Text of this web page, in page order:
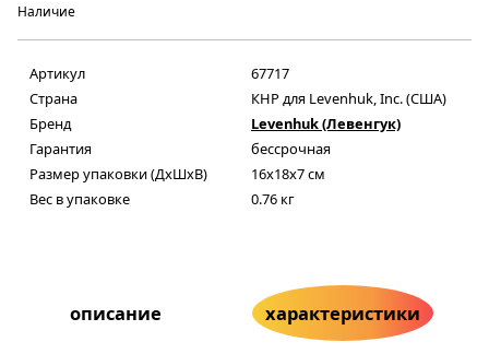
Наличие
Артикул
67717
Страна
КНР для Levenhuk, Inc. (США)
Бренд
Levenhuk (Левенгук)
Гарантия
бессрочная
Размер упаковки (ДxШxВ)
16x18x7 см
Вес в упаковке
0.76 кг
описание характеристики